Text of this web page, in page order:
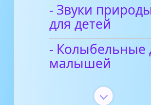
- Звуки
для детей
- Колыбельные
малышей